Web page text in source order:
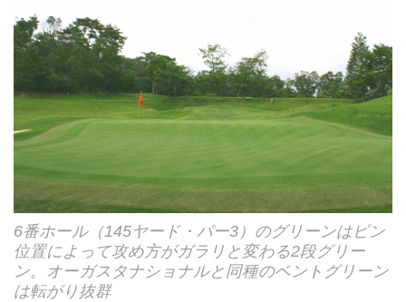
6番ホール（145ヤード・パー3）のグリーンはピン
位置によって攻め方がガラリと変わる2段グリー
ン。オーガスタナショナルと同種のベントグリーン
は転がり抜群